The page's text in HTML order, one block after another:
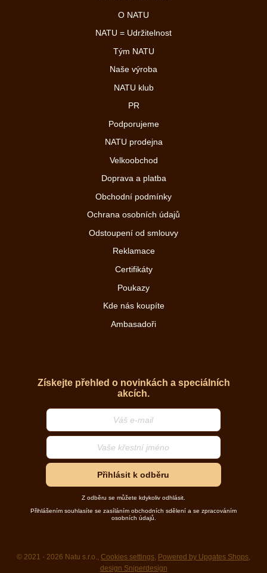
O NATU
NATU = Udržitelnost
Tým NATU
Naše výroba
NATU klub
PR
Podporujeme
NATU prodejna
Velkoobchod
Doprava a platba
Obchodní podmínky
Ochrana osobních údajů
Odstoupení od smlouvy
Reklamace
Certifikáty
Poukazy
Kde nás koupíte
Ambasadoři
Získejte přehled o novinkách a speciálních
akcích.
Přihlásit k odběru
Z odběru se můžete kdykoliv odhlásit.
Přihlášením souhlasíte se zasíláním obchodních sdělení a se zpracováním
osobních údajů.
© 2021 - 2026 Natu s.r.o., Cookies settings, Powered by Upgates Shops,
design Sniperdesign